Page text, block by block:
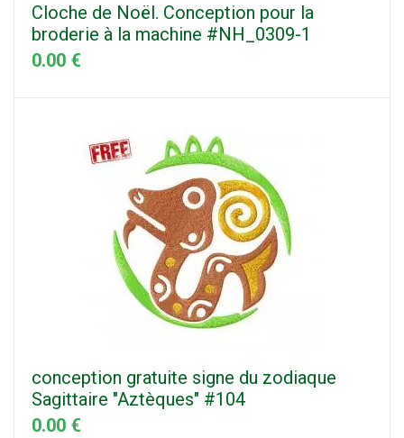
Cloche de Noël. Conception pour la
broderie à la machine #NH_0309-1
0.00 €
conception gratuite signe du zodiaque
Sagittaire "Aztèques" #104
0.00 €